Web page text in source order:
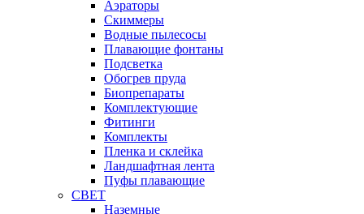
Аэраторы
Cкиммеры
Водные пылесосы
Плавающие фонтаны
Подсветка
Обогрев пруда
Биопрепараты
Комплектующие
Фитинги
Комплекты
Пленка и склейка
Ландшафтная лента
Пуфы плавающие
СВЕТ
Наземные